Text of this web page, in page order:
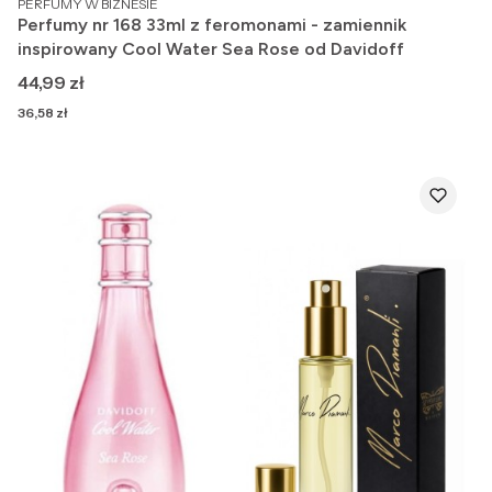
PERFUMY W BIZNESIE
Perfumy nr 168 33ml z feromonami - zamiennik
inspirowany Cool Water Sea Rose od Davidoff
Cena
44,99 zł
Cena
36,58 zł